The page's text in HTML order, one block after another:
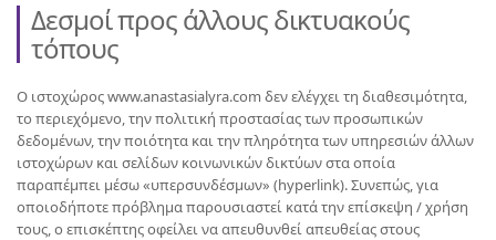
Δεσμοί προς άλλους δικτυακούς
τόπους
Ο ιστοχώρος www.anastasialyra.com δεν ελέγχει τη διαθεσιμότητα,
το περιεχόμενο, την πολιτική προστασίας των προσωπικών
δεδομένων, την ποιότητα και την πληρότητα των υπηρεσιών άλλων
ιστοχώρων και σελίδων κοινωνικών δικτύων στα οποία
παραπέμπει μέσω «υπερσυνδέσμων» (hyperlink). Συνεπώς, για
οποιοδήποτε πρόβλημα παρουσιαστεί κατά την επίσκεψη / χρήση
τους, ο επισκέπτης οφείλει να απευθυνθεί απευθείας στους